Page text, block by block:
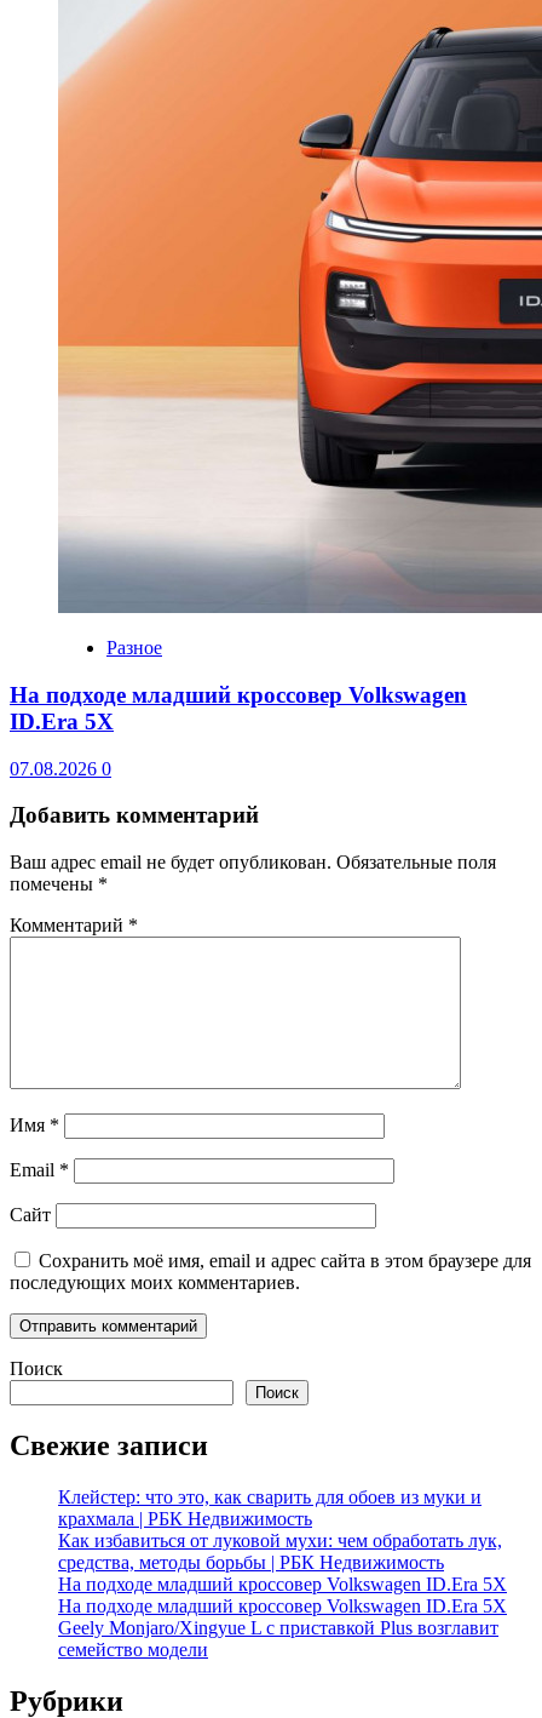
Разное
На подходе младший кроссовер Volkswagen
ID.Era 5X
07.08.2026 0
Добавить комментарий
Ваш адрес email не будет опубликован. Обязательные поля
помечены *
Комментарий *
Имя *
Email *
Сайт
Сохранить моё имя, email и адрес сайта в этом браузере для
последующих моих комментариев.
Поиск
Поиск
Свежие записи
Клейстер: что это, как сварить для обоев из муки и
крахмала | РБК Недвижимость
Как избавиться от луковой мухи: чем обработать лук,
средства, методы борьбы | РБК Недвижимость
На подходе младший кроссовер Volkswagen ID.Era 5X
На подходе младший кроссовер Volkswagen ID.Era 5X
Geely Monjaro/Xingyue L с приставкой Plus возглавит
семейство модели
Рубрики